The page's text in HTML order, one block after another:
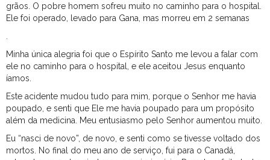
grãos. O pobre homem sofreu muito no caminho para o hospital.
Ele foi operado, levado para Gana, mas morreu em 2 semanas
.
Minha única alegria foi que o Espírito Santo me levou a falar com
ele no caminho para o hospital, e ele aceitou Jesus enquanto
íamos.
Este acidente mudou tudo para mim, porque o Senhor me havia
poupado, e senti que Ele me havia poupado para um propósito
além da medicina. Meu entusiasmo pelo Senhor aumentou muito.
Eu “nasci de novo”, de novo, e senti como se tivesse voltado dos
mortos. No final do meu ano de serviço, fui para o Canadá,